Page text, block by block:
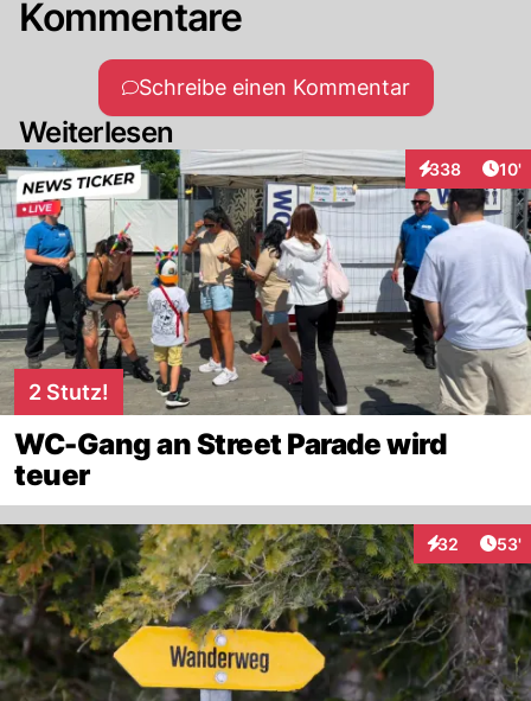
Kommentare
Schreibe einen Kommentar
Weiterlesen
338
Interaktionen
10'
2 Stutz!
WC-Gang an Street Parade wird
teuer
32
Interaktionen
53'